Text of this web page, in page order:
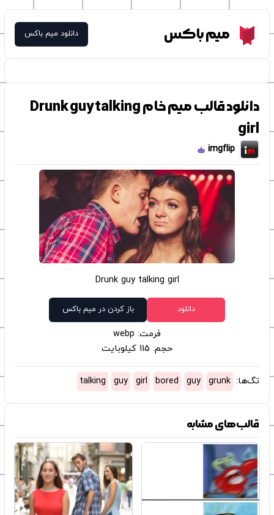
Meme Boxمیم باکس دانلود میم باکس
دانلود قالب میم خام Drunk guy talking
girl
imgflip
Drunk guy talking girl
دانلود باز کردن در میم باکس
فرمت: webp
حجم: 115 کیلوبایت
تگ‌ها: grunk
guy
bored
girl
guy
talking
قالب‌های مشابه